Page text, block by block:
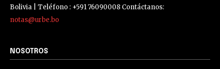
Bolivia | Teléfono : +591 76090008 Contáctanos:
notas@urbe.bo
NOSOTROS